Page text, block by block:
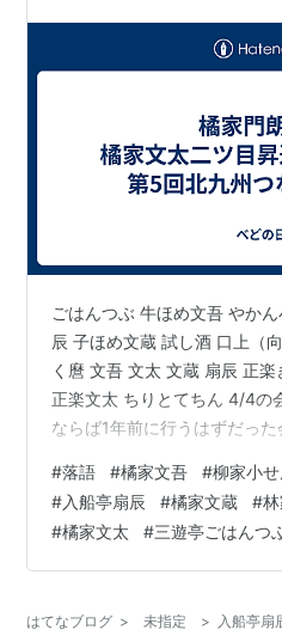
ごはんつぶ 牛ほめ文吾 やか
辰 子ほめ文蔵 試し酒 口上（
く麿 文吾 文太 文蔵 扇辰 正
正楽文太 ちりとてちん 4/4の
ならば1年前に行うはずだっ
たのだろう、盛り上がりが激
文太さんは、落語カーを作っ
ラウドファウディング中との
のいいゆすりだろ？」。 大好
#落語 #橘家文吾 #柳家小
#入船亭扇辰 #橘家文蔵 #
#橘家文太 #三遊亭ごはんつ
はてなブログ > 未指定 > 入船亭扇